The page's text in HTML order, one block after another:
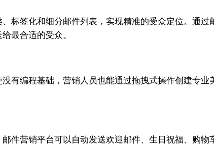
标签化和细分邮件列表，实现精准的受众定位。通
最合适的受众。
有编程基础，营销人员也能通过拖拽式操作创建专
件营销平台可以自动发送欢迎邮件、生日祝福、购